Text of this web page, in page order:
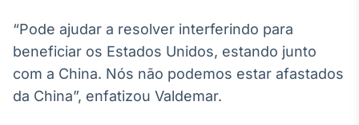
Broadcast
APIs para
integração de
conteúdos e
dados
“Pode ajudar a resolver interferindo para
beneficiar os Estados Unidos, estando junto
com a China. Nós não podemos estar afastados
da China”, enfatizou Valdemar.